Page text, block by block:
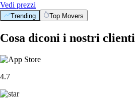
Vedi prezzi
Trending Top Movers
Cosa diconi i nostri clienti
4.7